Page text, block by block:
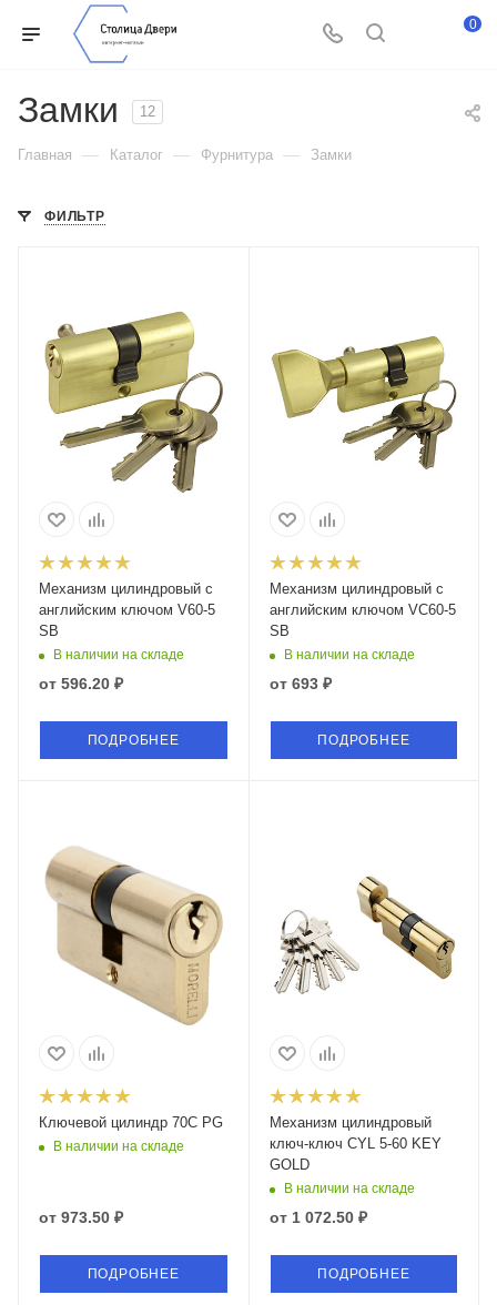
0
Замки 12
Главная — Каталог — Фурнитура — Замки
ФИЛЬТР
Механизм цилиндровый с
английским ключом V60-5
SB
В наличии на складе
от 596.20 ₽
ПОДРОБНЕЕ
Механизм цилиндровый с
английским ключом VC60-5
SB
В наличии на складе
от 693 ₽
ПОДРОБНЕЕ
Ключевой цилиндр 70C PG
В наличии на складе
от 973.50 ₽
ПОДРОБНЕЕ
Механизм цилиндровый
ключ-ключ CYL 5-60 KEY
GOLD
В наличии на складе
от 1 072.50 ₽
ПОДРОБНЕЕ